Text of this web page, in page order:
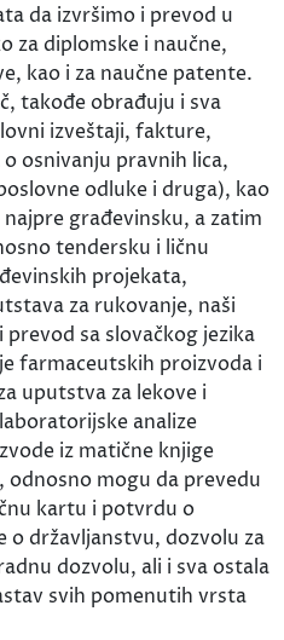
da izvršimo i prevod u
za diplomske i naučne,
kao i za naučne patente.
takođe obrađuju i sva
izveštaji, fakture,
osnivanju pravnih lica,
odluke i druga), kao
građevinsku, a zatim
tendersku i ličnu
projekata,
za rukovanje, naši
sa slovačkog jezika
farmaceutskih proizvoda i
uputstva za lekove i
analize
iz matične knjige
mogu da prevedu
kartu i potvrdu o
o državljanstvu, dozvolu za
dozvolu, ali i sva ostala
svih pomenutih vrsta